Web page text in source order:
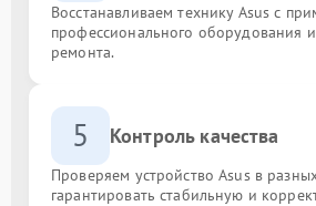
Восстанавливаем технику Asus с
профессионального оборудования
ремонта.
5 Контроль качества
Проверяем устройство Asus в
гарантировать стабильную и